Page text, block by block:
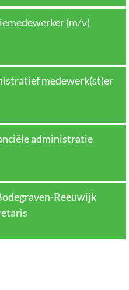
(m/v)
medewerk(st)er
administratie
Reeuwijk